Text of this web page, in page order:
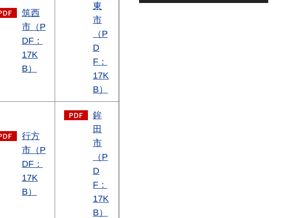
筑西
市（P
DF：
17K
B）
東
市
（P
D
F：
17K
B）
行方
市（P
DF：
17K
B）
鉾
田
市
（P
D
F：
17K
B）